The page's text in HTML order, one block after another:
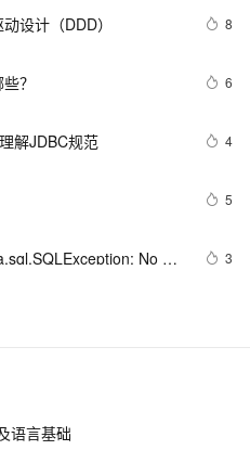
设计（DDD） 8
？ 6
解JDBC规范 4
5
No
3
：patch操作
语言基础